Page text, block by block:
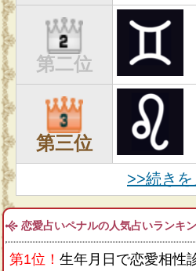
第二位
第三位
>>続きを
恋愛占いペナルの人気占いランキ
第1位！ 生年月日で恋愛相性